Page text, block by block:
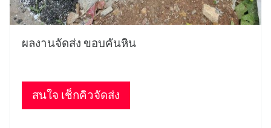
ผลงานจัดส่ง ขอบคันหิน
สนใจ เช็กคิวจัดส่ง